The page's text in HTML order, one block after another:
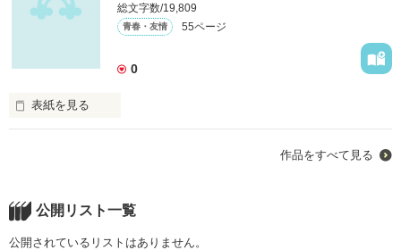
総文字数/19,809
青春・友情 55ページ
0
表紙を見る
橘 和己は男友達と仲良く遊んでいた。
作品をすべて見る
公開リスト一覧
公開されているリストはありません。